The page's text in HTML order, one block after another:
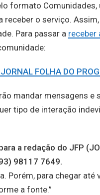
formato
o serviço.
Para passar a receber
FOLHA DO
mandar mensagens e
tipo de interação
a redação do JFP
98117 7649.
Porém, para chegar até
a fonte.”